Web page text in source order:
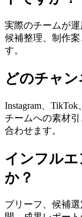
実際のチームが
候補整理、制作
す。
どのチャ
Instagram、
チームへの素材
合わせます。
インフル
か？
ブリーフ、候補